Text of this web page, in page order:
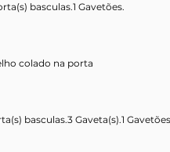
basculas.1 Gavetões.
colado na porta
basculas.3 Gaveta(s).1